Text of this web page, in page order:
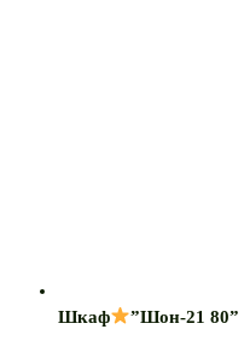
Шкаф ”Шон-21 80”